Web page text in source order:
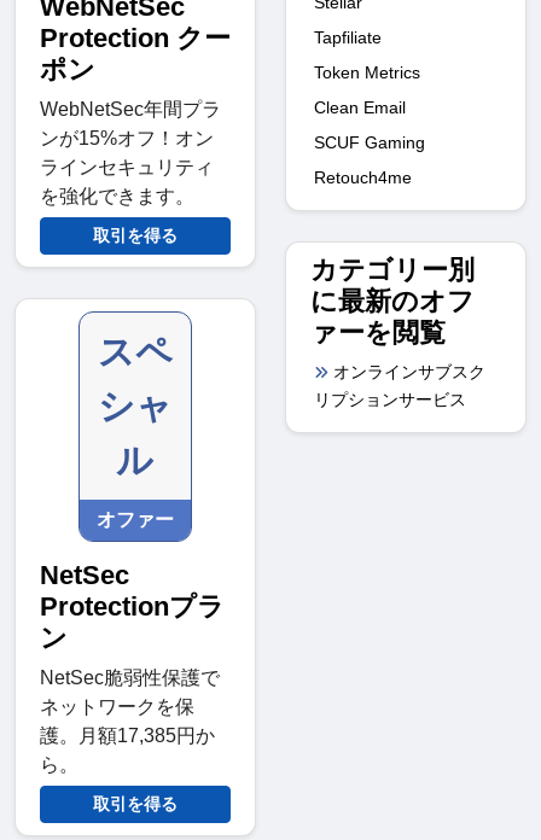
WebNetSec
Protection クー
ポン
WebNetSec年間プラ
ンが15%オフ！オン
ラインセキュリティ
を強化できます。
取引を得る
スペ
シャ
ル
オファー
NetSec
Protectionプラ
ン
NetSec脆弱性保護で
ネットワークを保
護。月額17,385円か
ら。
取引を得る
Tapfiliate
Token Metrics
Clean Email
SCUF Gaming
Retouch4me
カテゴリー別
に最新のオフ
ァーを閲覧
オンラインサブスク
リプションサービス